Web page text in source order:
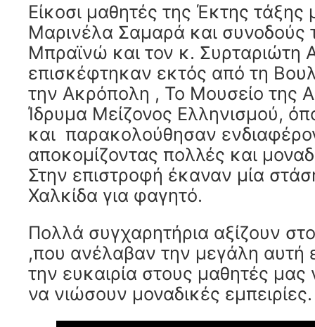
Είκοσι μαθητές της Έκτης
Μαρινέλα Σαμαρά και συνοδούς
Μπραϊνώ και τον κ. Συρταριώτη
επισκέφτηκαν εκτός από τη
την Ακρόπολη , Το Μουσείο της
Ίδρυμα Μείζονος Ελληνισμού,
και παρακολούθησαν
αποκομίζοντας πολλές και
Στην επιστροφή έκαναν μία
Χαλκίδα για φαγητό.
Πολλά συγχαρητήρια αξίζουν
,που ανέλαβαν την μεγάλη αυτή
την ευκαιρία στους μαθητές
να νιώσουν μοναδικές εμπειρίες.